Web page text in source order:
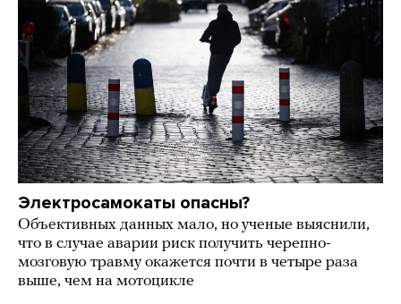
Электросамокаты опасны?
Объективных данных мало, но ученые выяснили,
что в случае аварии риск получить черепно-
мозговую травму окажется почти в четыре раза
выше, чем на мотоцикле